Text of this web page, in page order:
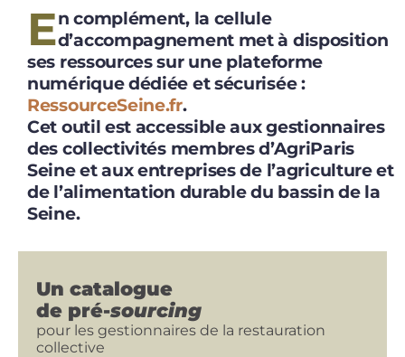
En complément, la cellule
d’accompagnement met à disposition
ses ressources sur une plateforme
numérique dédiée et sécurisée :
RessourceSeine.fr.
Cet outil est accessible aux gestionnaires
des collectivités membres d’AgriParis
Seine et aux entreprises de l’agriculture et
de l’alimentation durable du bassin de la
Seine.
Un catalogue
de pré-sourcing
pour les gestionnaires de la restauration
collective